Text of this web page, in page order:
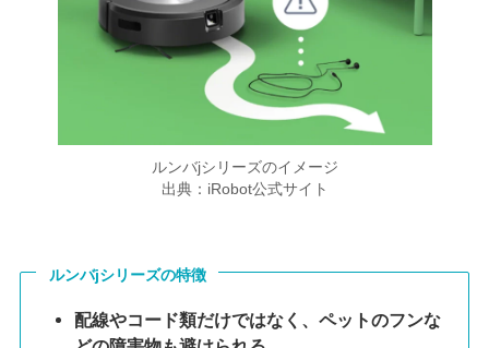
ルンバjシリーズのイメージ
出典：iRobot公式サイト
ルンバjシリーズの特徴
配線やコード類だけではなく、ペットのフンな